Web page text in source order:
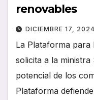
renovables
DICIEMBRE 17, 2024
La Plataforma para
solicita a la
potencial de los
Plataforma